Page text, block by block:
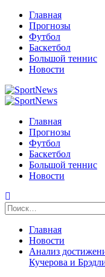
Перейти
содержимому
Главная
Прогнозы
Футбол
Баскетбол
Большой теннис
Новости
Primary
Главная
Прогнозы
Футбол
Баскетбол
Большой теннис
Новости
Найти:
Главная
Новости
Анализ
Кучерова и